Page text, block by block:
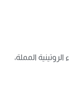
المملة،